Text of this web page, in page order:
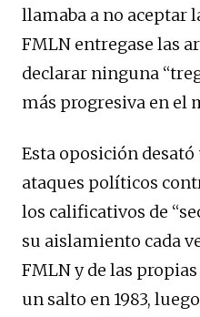
llamaba a no aceptar
FMLN entregase las
declarar ninguna
más progresiva en el
Esta oposición
ataques políticos
los calificativos de
su aislamiento cada
FMLN y de las
un salto en 1983,